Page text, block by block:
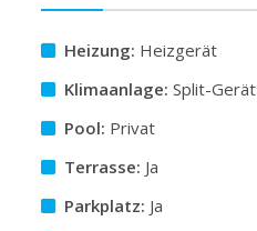
Heizung: Heizgerät
Klimaanlage: Split-Gerät
Pool: Privat
Terrasse: Ja
Parkplatz: Ja